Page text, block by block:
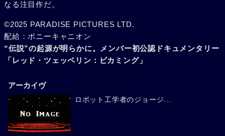
なる注目作だ。
©2025 PARADISE PICTURES LTD.
配給：ポニーキャニオン
“伝説”の起源が明らかに。メンバー初公認ドキュメンタリー
「レッド・ツェッペリン：ビカミング」
アーカイヴ
ロボット工学者のジョージ...